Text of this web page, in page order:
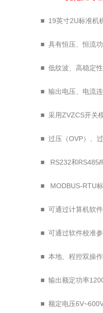
■ 19英寸2U标准机
■ 具有恒压、恒流
■ 低纹波、高稳定性
■ 输出电压、电流
■ 采用ZVZCS开关
■ 过压（OVP）、
■ RS232和RS485/
■ MODBUS-RTU
■ 可通过计算机软
■ 可通过软件校准
■ 本地、程控双操
■ 输出额定功率
■ 额定电压